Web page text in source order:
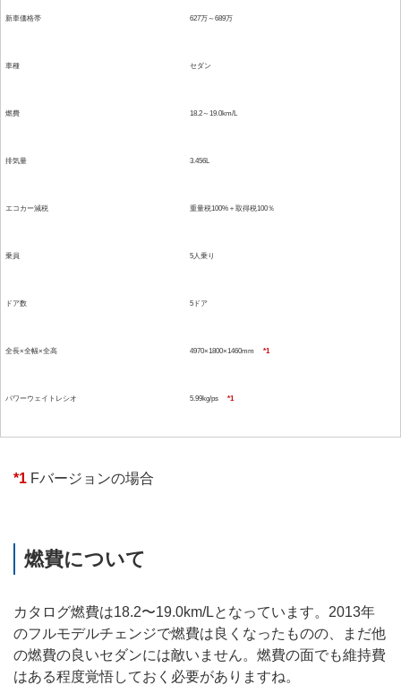
新車価格帯 627万～689万
車種 セダン
燃費 18.2～19.0km/L
排気量 3.456L
エコカー減税 重量税100%＋取得税100％
乗員 5人乗り
ドア数 5ドア
全長×全幅×全高 4970×1800×1460mm *1
パワーウェイトレシオ 5.99kg/ps *1
*1 Fバージョンの場合
燃費について
カタログ燃費は18.2〜19.0km/Lとなっています。2013年
のフルモデルチェンジで燃費は良くなったものの、まだ他
の燃費の良いセダンには敵いません。燃費の面でも維持費
はある程度覚悟しておく必要がありますね。